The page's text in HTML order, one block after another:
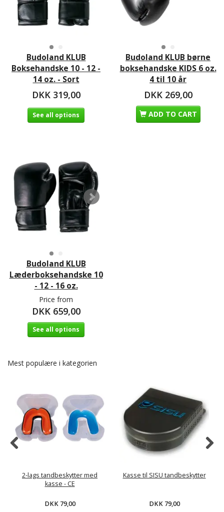
Budoland KLUB
Boksehandske 10 - 12 -
14 oz. - Sort
DKK 319,00
See all options
Budoland KLUB børne
boksehandske KIDS 6 oz.
4 til 10 år
DKK 269,00
ADD TO CART
Budoland KLUB
Læderboksehandske 10
- 12 - 16 oz.
Price from
DKK 659,00
See all options
Mest populære i kategorien
2-lags tandbeskytter med
kasse - CE
DKK 79,00
Kasse til SISU tandbeskytter
DKK 79,00